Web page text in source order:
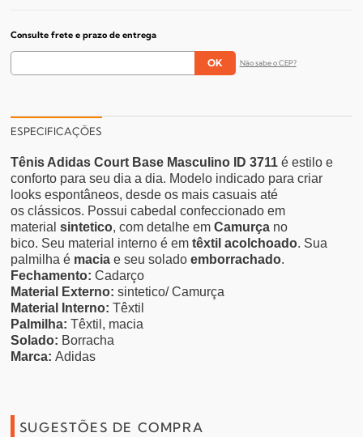
Consulte frete e prazo de entrega
Não sabe o CEP?
ESPECIFICAÇÕES
Tênis Adidas Court Base Masculino ID 3711é estilo e
conforto para seu dia a dia. Modelo indicado para criar
looks espontâneos, desde os mais casuais até
os clássicos. Possui cabedal confeccionado em
materialsintetico, com detalhe emCamurça no
bico. Seu material interno é emtêxtil acolchoado. Sua
palmilha é macia e seu soladoemborrachado.
Fechamento:Cadarço
Material Externo:sintetico/ Camurça
Material Interno:Têxtil
Palmilha:Têxtil, macia
Solado: Borracha
Marca:Adidas
SUGESTÕES DE COMPRA